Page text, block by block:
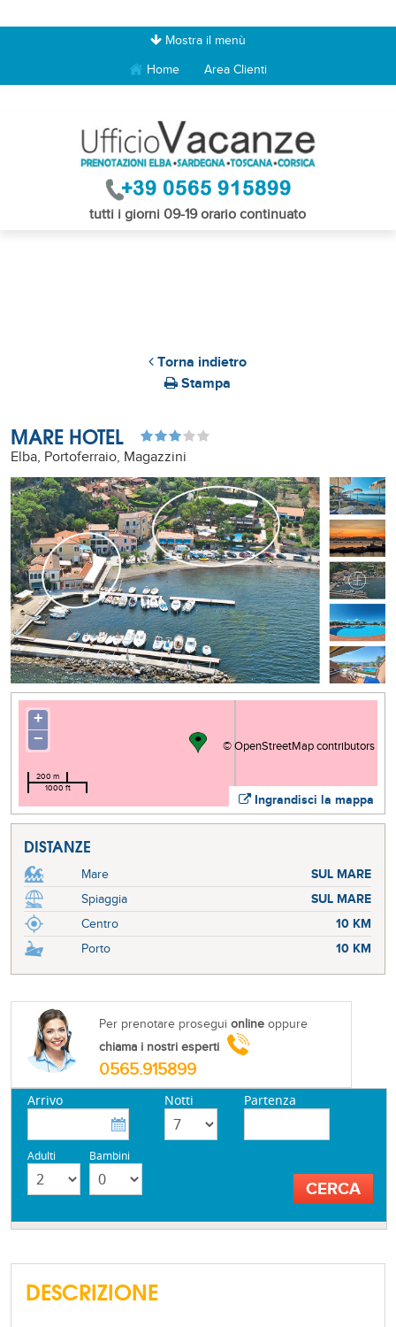
Mostra il menù
Home Area Clienti
tutti i giorni 09-19 orario continuato
Torna indietro
Stampa
MARE HOTEL
Elba, Portoferraio, Magazzini
Ingrandisci la mappa
+
−
©OpenStreetMapcontributors
200 m
1000 ft
DISTANZE
Mare
SUL MARE
Spiaggia
SUL MARE
Centro
10 KM
Porto
10 KM
Per prenotare proseguionline oppure
chiama i nostri esperti
0565.915899
Arrivo Notti Partenza
Adulti Bambini
DESCRIZIONE